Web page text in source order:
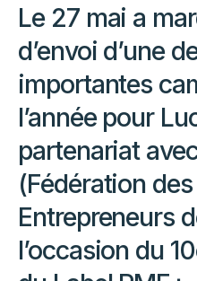
Le 27 mai a
d’envoi d’une
importantes
l’année pour
partenariat
(Fédération
Entrepreneurs
l’occasion du